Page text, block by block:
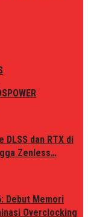
POWER
DLSS dan RTX di
Zenless…
Debut Memori
Overclocking